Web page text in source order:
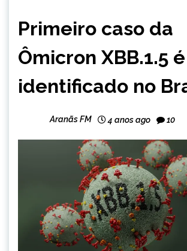
NOTÍCIAS
Primeiro caso da
Ômicron XBB.1.5 é
identificado no
Aranãs FM 4 anos ago 10